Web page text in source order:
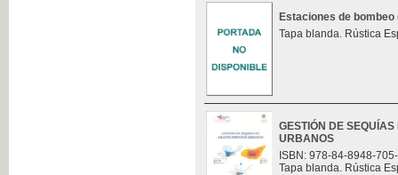
Estaciones de bombeo
Tapa blanda. Rústica
GESTIÓN DE
URBANOS
ISBN: 978-84-8948-
Tapa blanda. Rústica